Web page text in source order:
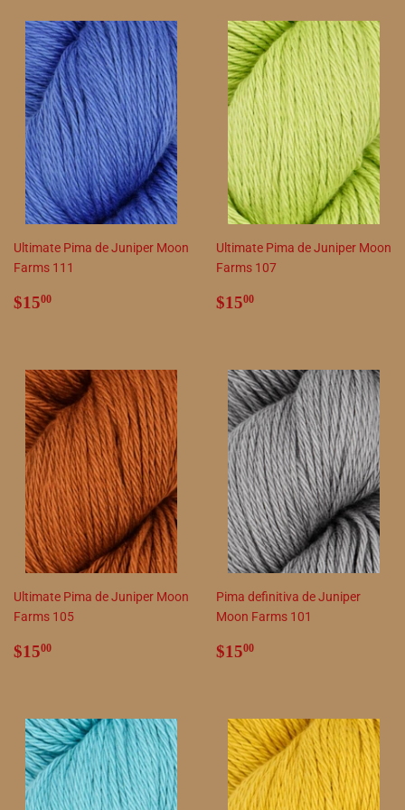
Ultimate Pima de Juniper Moon
Farms 111
Precio
$1500
Ultimate Pima de Juniper Moon
Farms 107
Precio
$1500
Ultimate Pima de Juniper Moon
Farms 105
Precio
$1500
Pima definitiva de Juniper
Moon Farms 101
Precio
$1500